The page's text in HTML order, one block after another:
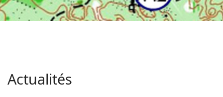
Actualités